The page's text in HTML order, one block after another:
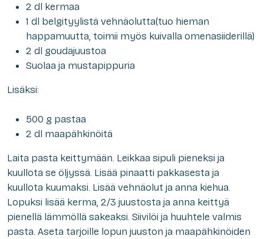
2 dl kermaa
1 dl belgityylistä vehnäolutta(tuo hieman
happamuutta, toimii myös kuivalla omenasiiderillä)
2 dl goudajuustoa
Suolaa ja mustapippuria
Lisäksi:
500 g pastaa
2 dl maapähkinöitä
Laita pasta keittymään. Leikkaa sipuli pieneksi ja
kuullota se öljyssä. Lisää pinaatti pakkasesta ja
kuullota kuumaksi. Lisää vehnäolut ja anna kiehua.
Lopuksi lisää kerma, 2/3 juustosta ja anna keittyä
pienellä lämmöllä sakeaksi. Siivilöi ja huuhtele valmis
pasta. Aseta tarjoille lopun juuston ja maapähkinöiden